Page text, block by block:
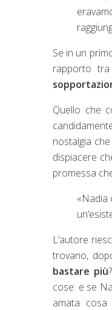
Se in un
rapporto
Quello che
nostalgia
dispiacere
promessa
«Nadia
L’autore
trovano,
bastare più
cose: e se
amata